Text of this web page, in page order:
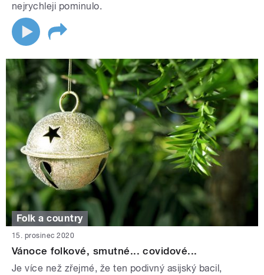
nejrychleji pominulo.
Folk a country
15. prosinec 2020
Vánoce folkové, smutné... covidové...
Je více než zřejmé, že ten podivný asijský bacil,